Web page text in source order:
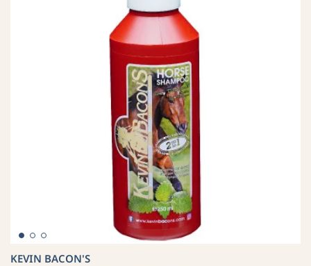
KEVIN BACON'S